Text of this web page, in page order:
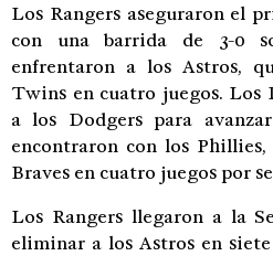
Los Rangers aseguraron el
con una barrida de 3-0
enfrentaron a los Astros,
Twins en cuatro juegos. Los
a los Dodgers para
encontraron con los
Braves en cuatro juegos por
Los Rangers llegaron a la
eliminar a los Astros en